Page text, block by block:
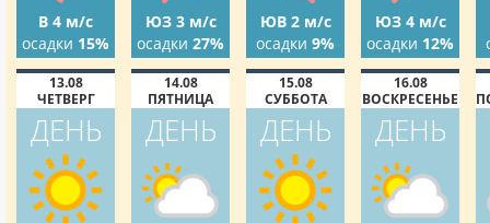
В 4 м/с
осадки 15%
ЮЗ 3 м/с
осадки 27%
ЮВ 2 м/с
осадки 9%
ЮЗ 4 м/с
осадки 12%
13.08
ЧЕТВЕРГ
ДЕНЬ
14.08
ПЯТНИЦА
ДЕНЬ
15.08
СУББОТА
ДЕНЬ
16.08
ВОСКРЕСЕНЬЕ
ДЕНЬ